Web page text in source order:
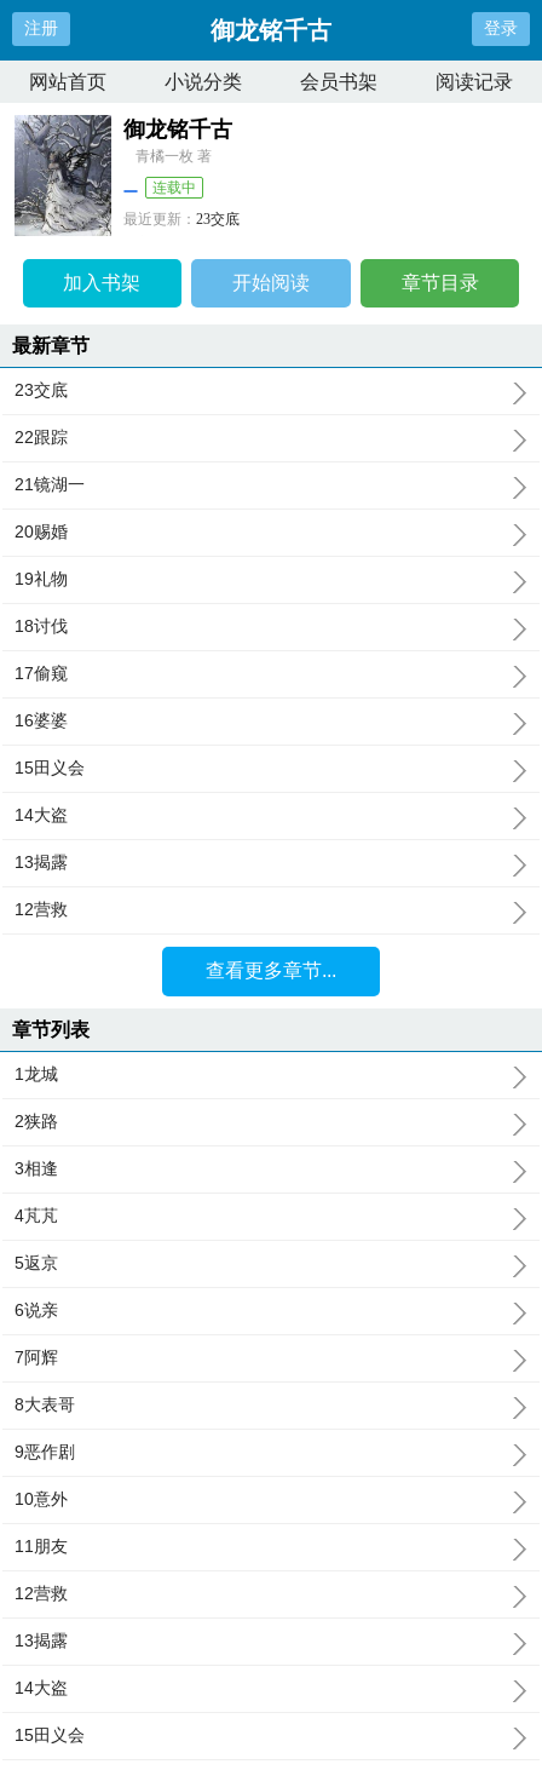
注册 御龙铭千古 登录
网站首页 小说分类 会员书架 阅读记录
御龙铭千古
青橘一枚 著
连载中
最近更新：23交底
加入书架 开始阅读 章节目录
最新章节
23交底
22跟踪
21镜湖一
20赐婚
19礼物
18讨伐
17偷窥
16婆婆
15田义会
14大盗
13揭露
12营救
查看更多章节...
章节列表
1龙城
2狭路
3相逢
4芃芃
5返京
6说亲
7阿辉
8大表哥
9恶作剧
10意外
11朋友
12营救
13揭露
14大盗
15田义会